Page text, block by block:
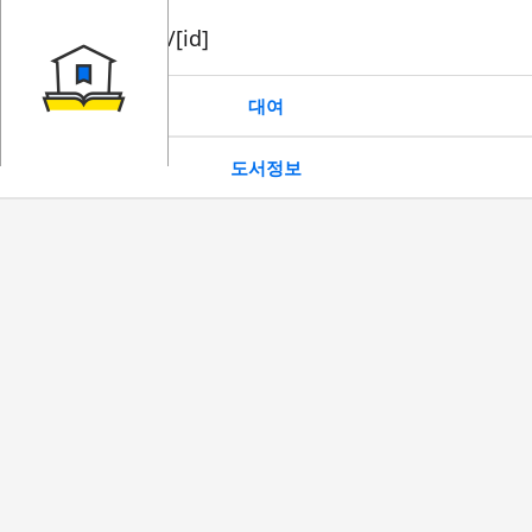
book/rent/[id]
대여
도서정보